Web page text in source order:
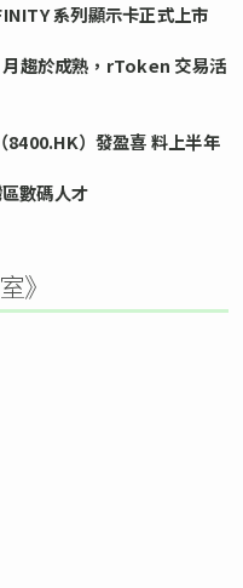
系列顯示卡正式上市
趨於成熟，rToken 交易活
8400.HK）發盈喜 料上半年
數碼人才
》